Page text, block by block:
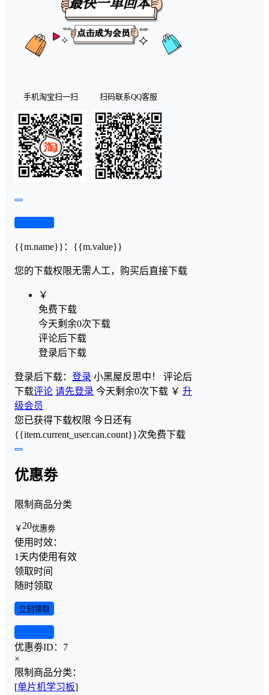
手机淘宝扫一扫 扫码联系QQ客服
{{m.name}} ： {{m.value}}
您的下载权限无需人工，购买后直接下载
￥
免费下载
今天剩余0次下载
评论后下载
登录后下载
登录后下载： 登录 小黑屋反思中！ 评论后
下载评论 请先登录 今天剩余0次下载 ￥ 升
级会员
您已获得下载权限 今日还有
{{item.current_user.can.count}}次免费下载
优惠劵
限制商品分类
￥ 20优惠劵
使用时效：
1天内使用有效
领取时间
随时领取
立刻领取
优惠劵ID： 7
×
限制商品分类：
[单片机学习板]